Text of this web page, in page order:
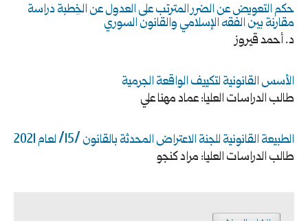
حكم التعويض عن الضرر المترتب على العدول عن الخِطبة دراسة
مقارنة بين الفقه الإسلامي والقانون السوري
د. أحمد قيروز
الأسس القانونية لتكييف الواقعة الجرمية
طالب الدراسات العليا: عماد مهنا علي
الطبيعة القانونية للجنة الاعتراض المحدثة بالقانون /15/ لعام 2021
طالب الدراسات العليا: مراد كنجو